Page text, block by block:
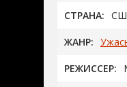
СТРАНА:
ЖАНР:
РЕЖИССЕР: